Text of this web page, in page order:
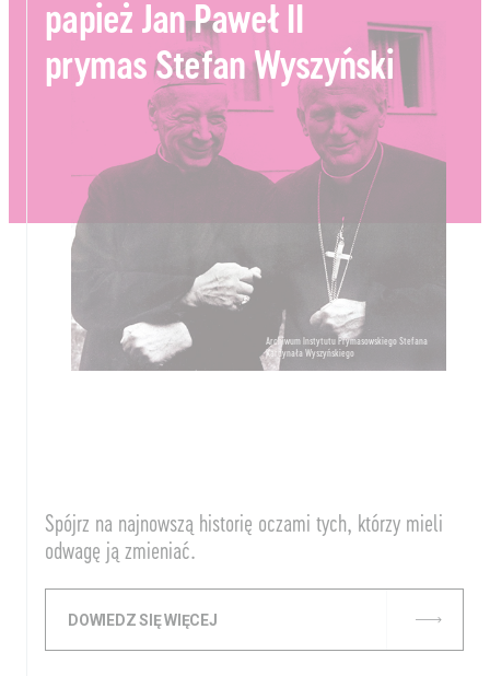
papież Jan Paweł II
prymas Stefan Wyszyński
Spójrz na najnowszą historię oczami tych, którzy mieli
odwagę ją zmieniać.
DOWIEDZ SIĘ WIĘCEJ
Archiwum Instytutu Prymasowskiego Stefana
Kardynała Wyszyńskiego